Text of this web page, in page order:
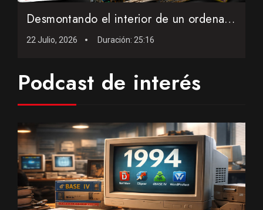
Desmontando el interior de un ordenador AMD de 25 años con...
22 Julio, 2026 Duración: 25:16
Podcast de interés